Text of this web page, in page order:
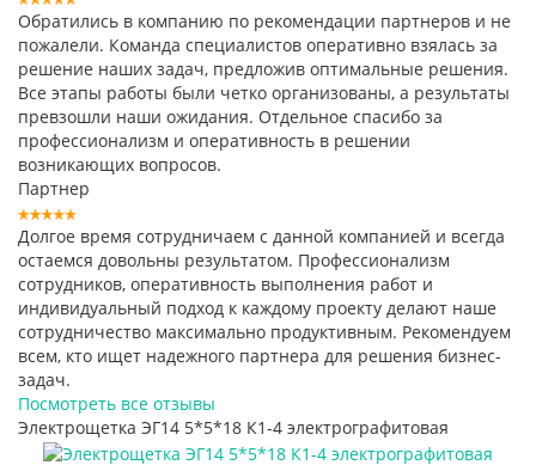
Обратились в компанию по рекомендации партнеров и не
пожалели. Команда специалистов оперативно взялась за
решение наших задач, предложив оптимальные решения.
Все этапы работы были четко организованы, а результаты
превзошли наши ожидания. Отдельное спасибо за
профессионализм и оперативность в решении
возникающих вопросов.
Партнер
Долгое время сотрудничаем с данной компанией и всегда
остаемся довольны результатом. Профессионализм
сотрудников, оперативность выполнения работ и
индивидуальный подход к каждому проекту делают наше
сотрудничество максимально продуктивным. Рекомендуем
всем, кто ищет надежного партнера для решения бизнес-
задач.
Посмотреть все отзывы
Электрощетка ЭГ14 5*5*18 К1-4 электрографитовая